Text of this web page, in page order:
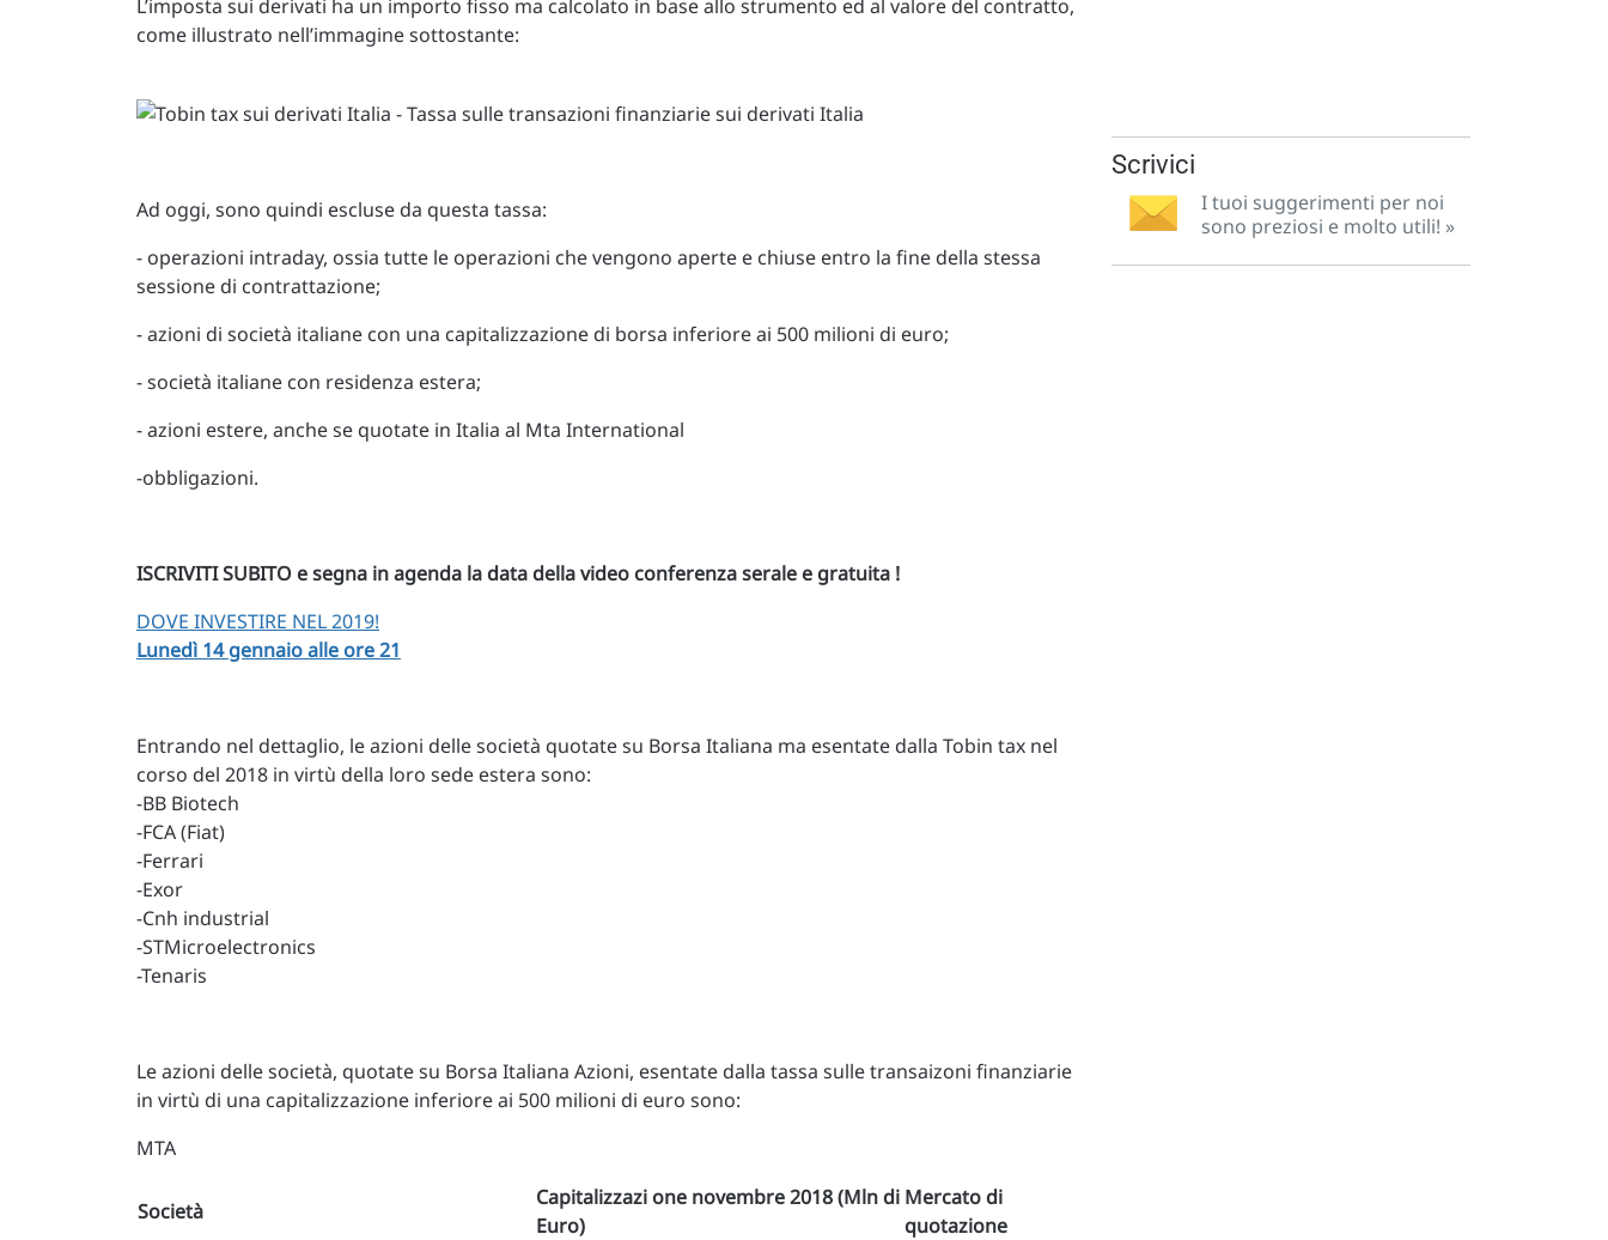
L’imposta sui derivati ha un importo fisso ma calcolato in base allo strumento ed al valore del contratto,
come illustrato nell’immagine sottostante:
Ad oggi, sono quindi escluse da questa tassa:
- operazioni intraday, ossia tutte le operazioni che vengono aperte e chiuse entro la fine della stessa
sessione di contrattazione;
- azioni di società italiane con una capitalizzazione di borsa inferiore ai 500 milioni di euro;
- società italiane con residenza estera;
- azioni estere, anche se quotate in Italia al Mta International
-obbligazioni.
ISCRIVITI SUBITO e segna in agenda la data della video conferenza serale e gratuita !
DOVE INVESTIRE NEL 2019!
Lunedì 14 gennaio alle ore 21
Entrando nel dettaglio, le azioni delle società quotate su Borsa Italiana ma esentate dalla Tobin tax nel
corso del 2018 in virtù della loro sede estera sono:
-BB Biotech
-FCA (Fiat)
-Ferrari
-Exor
-Cnh industrial
-STMicroelectronics
-Tenaris
Le azioni delle società, quotate su Borsa Italiana Azioni, esentate dalla tassa sulle transaizoni finanziarie
in virtù di una capitalizzazione inferiore ai 500 milioni di euro sono:
MTA
Società
Capitalizzazi one novembre 2018 (Mln di
Euro)
Mercato di
quotazione
Scrivici
I tuoi suggerimenti per noi
sono preziosi e molto utili! »